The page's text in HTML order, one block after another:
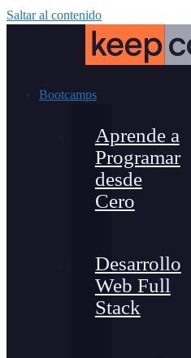
Saltar al contenido
Bootcamps
Aprende a
Programar
desde
Cero
Desarrollo
Web Full
Stack